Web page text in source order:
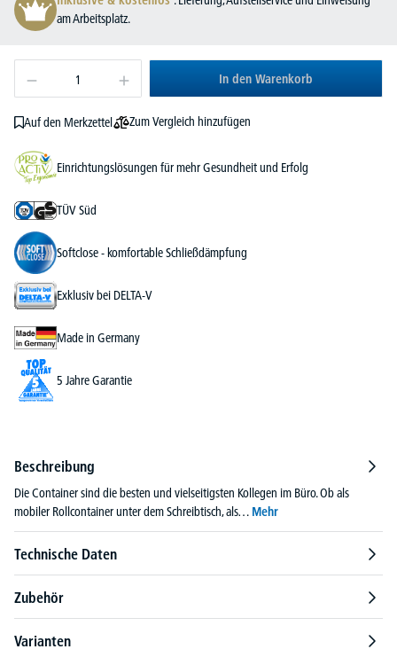
am Arbeitsplatz.
In den Warenkorb
Auf den Merkzettel Zum Vergleich hinzufügen
Einrichtungslösungen für mehr Gesundheit und Erfolg
TÜV Süd
Softclose - komfortable Schließdämpfung
Exklusiv bei DELTA-V
Made in Germany
5 Jahre Garantie
Beschreibung
Die Container sind die besten und vielseitigsten Kollegen im Büro. Ob als
mobiler Rollcontainer unter dem Schreibtisch, als… Mehr
Technische Daten
Zubehör
Varianten